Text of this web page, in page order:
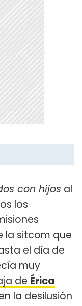
con hijos al
los
la sitcom que
el día de
muy
de Érica
la desilusión